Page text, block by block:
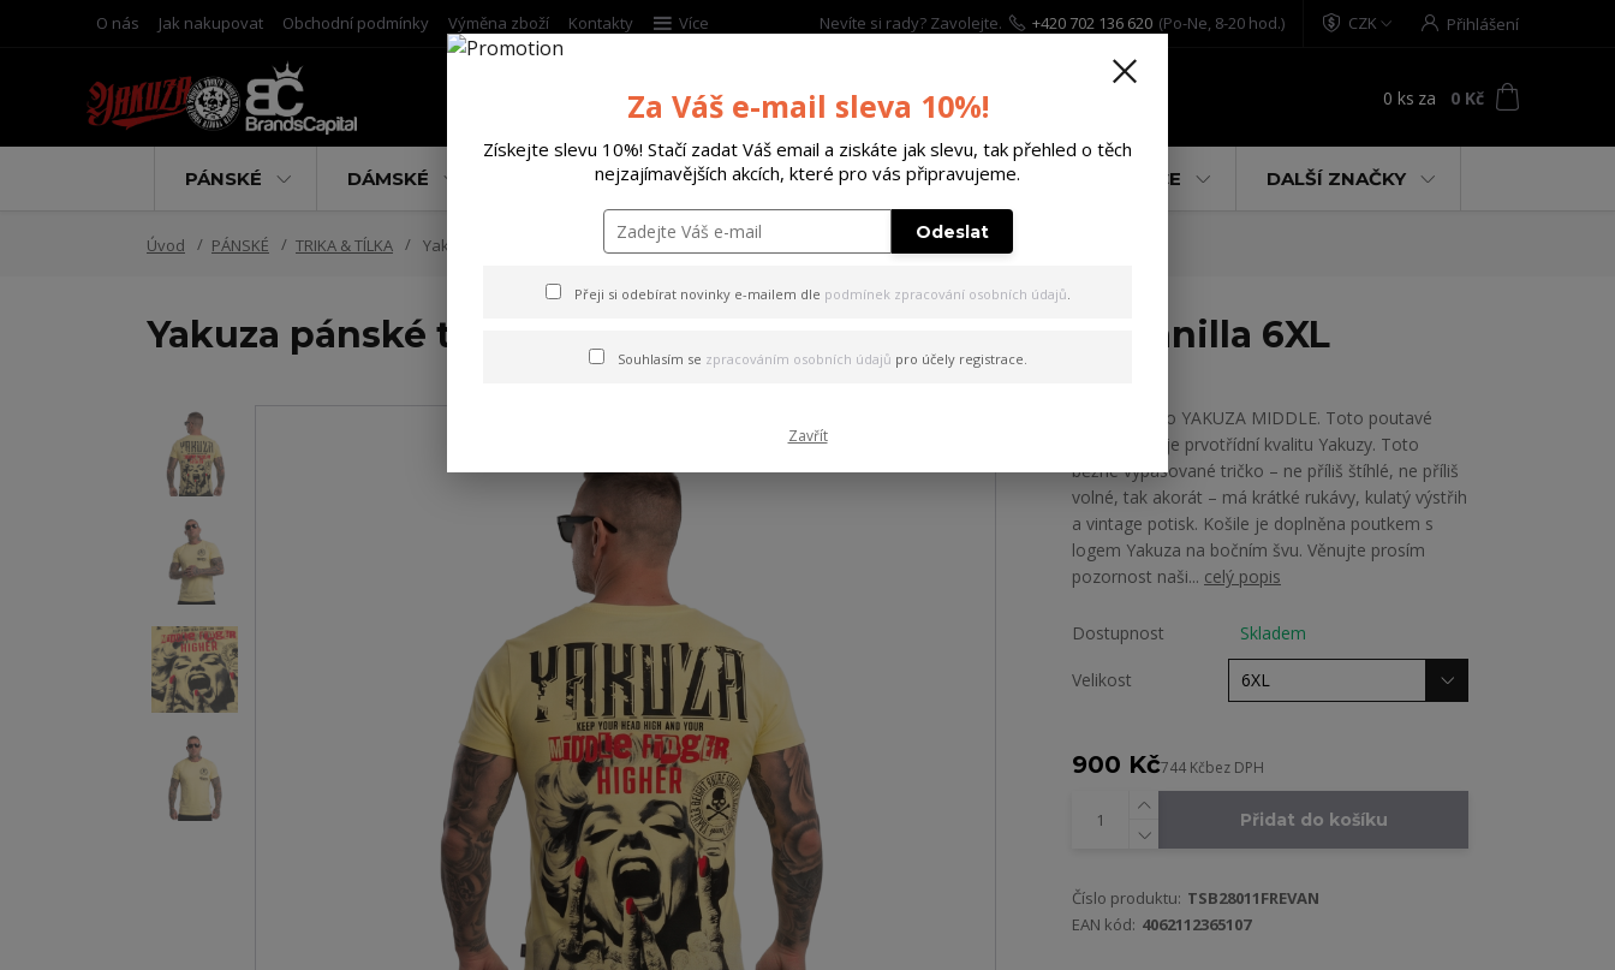
O nás Jak nakupovat Obchodní podmínky Výměna zboží Kontakty Více CZK Přihlášení
Nevíte si rady? Zavolejte. +420 702 136 620 (Po-Ne, 8-20 hod.)
0 ks za 0 Kč
PÁNSKÉ DÁMSKÉ DOPLŇKY DÁRKOVÉ POUKAZY % AKCE DALŠÍ ZNAČKY
Úvod PÁNSKÉ TRIKA & TÍLKA Yakuza pánské tričko Middle Regular T-Shirt french/vanilla 6XL
Yakuza pánské tričko Middle Regular T-Shirt french/vanilla 6XL
Pánské tričko YAKUZA MIDDLE. Toto poutavé
tričko ukazuje prvotřídní kvalitu Yakuzy. Toto
běžné vypasované tričko – ne příliš štíhlé, ne příliš
volné, tak akorát – má krátké rukávy, kulatý výstřih
a vintage potisk. Košile je doplněna poutkem s
logem Yakuza na bočním švu. Věnujte prosím
pozornost naši... celý popis
Dostupnost Skladem
Velikost
900 Kč744 Kčbez DPH
Přidat do košíku
Číslo produktu: TSB28011FREVAN
EAN kód: 4062112365107
Za Váš e-mail sleva 10%!
Získejte slevu 10%! Stačí zadat Váš email a ziskáte jak slevu, tak přehled o těch
nejzajímavějších akcích, které pro vás připravujeme.
Odeslat
Přeji si odebírat novinky e-mailem dle podmínek zpracování osobních údajů.
Souhlasím se zpracováním osobních údajů pro účely registrace.
Zavřít